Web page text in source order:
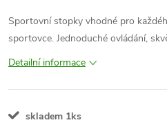
Sportovní stopky vhodné pro
sportovce. Jednoduché ovládání,
Detailní informace
skladem 1ks